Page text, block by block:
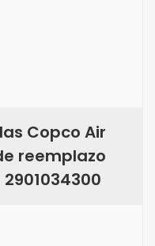
Copco Air
reemplazo